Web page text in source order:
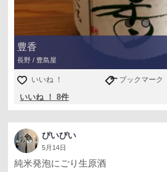
豊香
長野 / 豊島屋
いいね ！ ブックマーク
いいね ！ 8件
ぴいぴい
5月14日
純米発泡にごり生原酒